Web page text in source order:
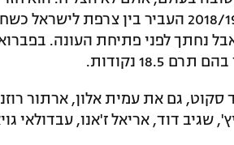
באולדנבורג הגרמנית. את עונת 2018/19 העביר
נחתך לפני פתיחת העונה.
נקודות.
גם את עמית אלון, ארתור
שגיב דוד, אריאל ז'אנו, עבדולאי